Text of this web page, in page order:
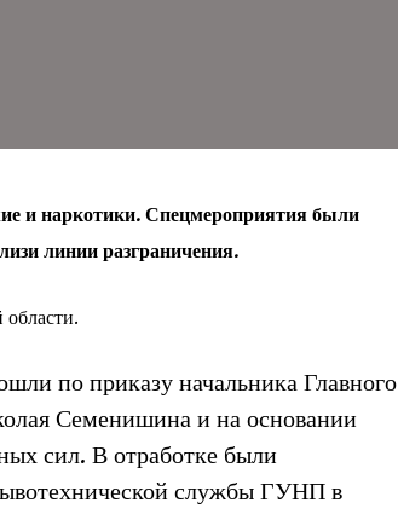
и наркотики. Спецмероприятия были
линии разграничения.
по приказу начальника Главного
Семенишина и на основании
сил. В отработке были
службы ГУНП в